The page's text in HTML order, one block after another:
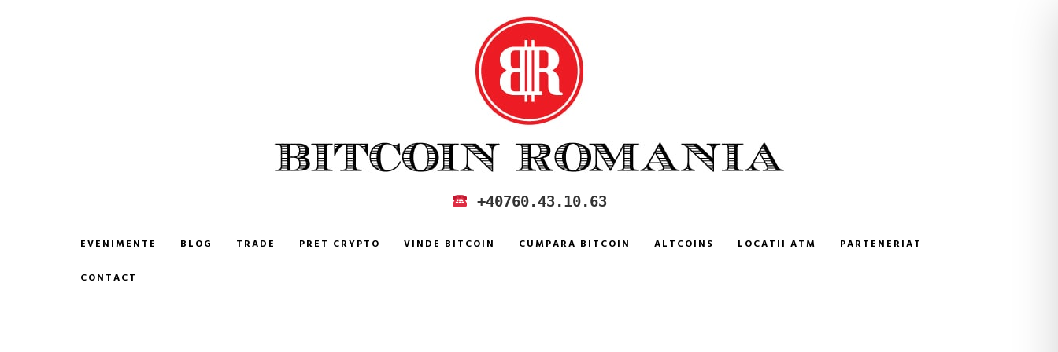
CUMPARA SI VINDE BITCOIN IN ROMANIA +40760.43.10.63
EVENIMENTE BLOG TRADE PRET CRYPTO VINDE BITCOIN CUMPARA BITCOIN ALTCOINS LOCATII ATM PARTENERIAT
CONTACT